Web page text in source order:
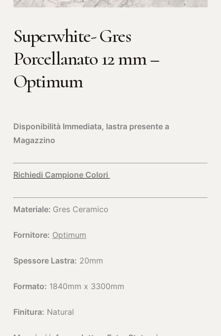
Superwhite- Gres
Porcellanato 12 mm –
Optimum
Disponibilità Immediata, lastra presente a
Magazzino
Richiedi Campione Colori
Materiale: Gres Ceramico
Fornitore: Optimum
Spessore Lastra: 20mm
Formato: 1840mm x 3300mm
Finitura: Natural